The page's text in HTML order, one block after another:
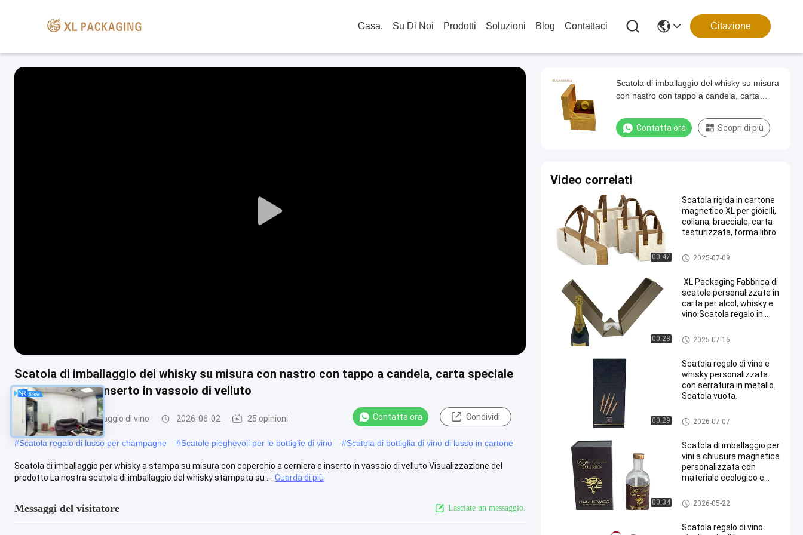
Casa. Su Di Noi Prodotti Soluzioni Blog Contattaci Citazione
Play
Scatola di imballaggio del whisky su misura con nastro con tappo a candela, carta speciale
con tessitura e inserto in vassoio di velluto
contenitore d'imballaggio di vino 2026-06-02 25 opinioni Contatta ora Condividi
#Scatola regalo di lusso per champagne #Scatole pieghevoli per le bottiglie di vino #Scatola di bottiglia di vino di lusso in cartone
Scatola di imballaggio per whisky a stampa su misura con coperchio a cerniera e inserto in vassoio di velluto Visualizzazione del
prodotto La nostra scatola di imballaggio del whisky stampata su ...
Guarda di più
Messaggi del visitatore Lasciate un messaggio.
Scatola di imballaggio del whisky su misura
con nastro con tappo a candela, carta
di velluto
Contatta ora Scopri di più
Video correlati
00:47
Scatola rigida in cartone
magnetico XL per gioielli,
collana, bracciale, carta
testurizzata, forma libro
Scatola di imballaggio stampa
ta su misura
2025-07-09
00:28
XL Packaging Fabbrica di
scatole personalizzate in
carta per alcol, whisky e
vino Scatola regalo in
magnetica a doppia anta
contenitore d'imballaggio di vi
no
2025-07-16
00:29
Scatola regalo di vino e
whisky personalizzata
con serratura in metallo.
Scatola vuota.
contenitore d'imballaggio di vi
no
2026-07-07
00:34
Scatola di imballaggio per
vini a chiusura magnetica
personalizzata con
materiale ecologico e
personalizzabili per
scatola regalo di whisky
contenitore d'imballaggio di vi
no
2026-05-22
Scatola regalo di vino